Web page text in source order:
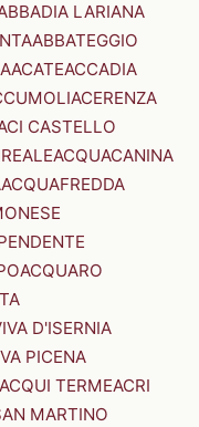
LARIANA
ABBATEGGIO
ACATEACCADIA
ACERENZA
CASTELLO
ACQUACANINA
ACQUAFREDDA
ACQUARO
D'ISERNIA
PICENA
ACQUI TERMEACRI
MARTINO